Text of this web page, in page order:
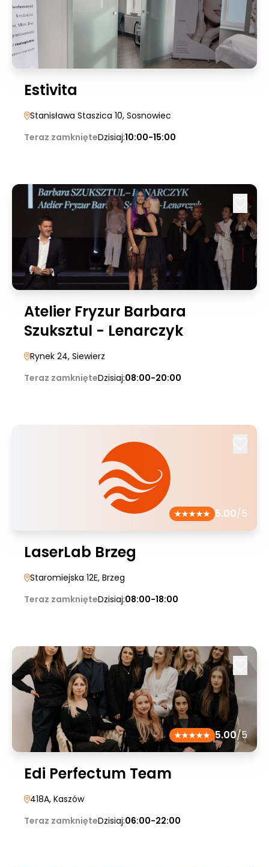
Estivita
Stanisława Staszica 10, Sosnowiec
Teraz zamknięteDzisiaj:10:00-15:00
Atelier Fryzur Barbara
Szuksztul - Lenarczyk
Rynek 24, Siewierz
Teraz zamknięteDzisiaj:08:00-20:00
5.00/5
LaserLab Brzeg
Staromiejska 12E, Brzeg
Teraz zamknięteDzisiaj:08:00-18:00
5.00/5
Edi Perfectum Team
418A, Kaszów
Teraz zamknięteDzisiaj:06:00-22:00